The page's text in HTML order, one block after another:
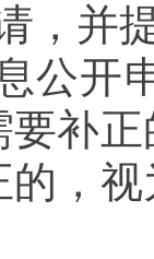
，并
公
要补
，